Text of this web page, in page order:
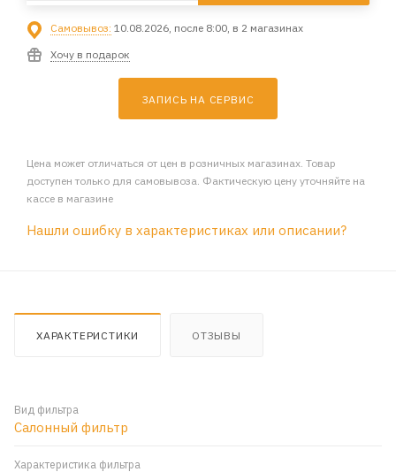
Самовывоз: 10.08.2026, после 8:00, в 2 магазинах
Хочу в подарок
ЗАПИСЬ НА СЕРВИС
Цена может отличаться от цен в розничных магазинах. Товар
доступен только для самовывоза. Фактическую цену уточняйте на
кассе в магазине
Нашли ошибку в характеристиках или описании?
ХАРАКТЕРИСТИКИ ОТЗЫВЫ
Вид фильтра
Салонный фильтр
Характеристика фильтра